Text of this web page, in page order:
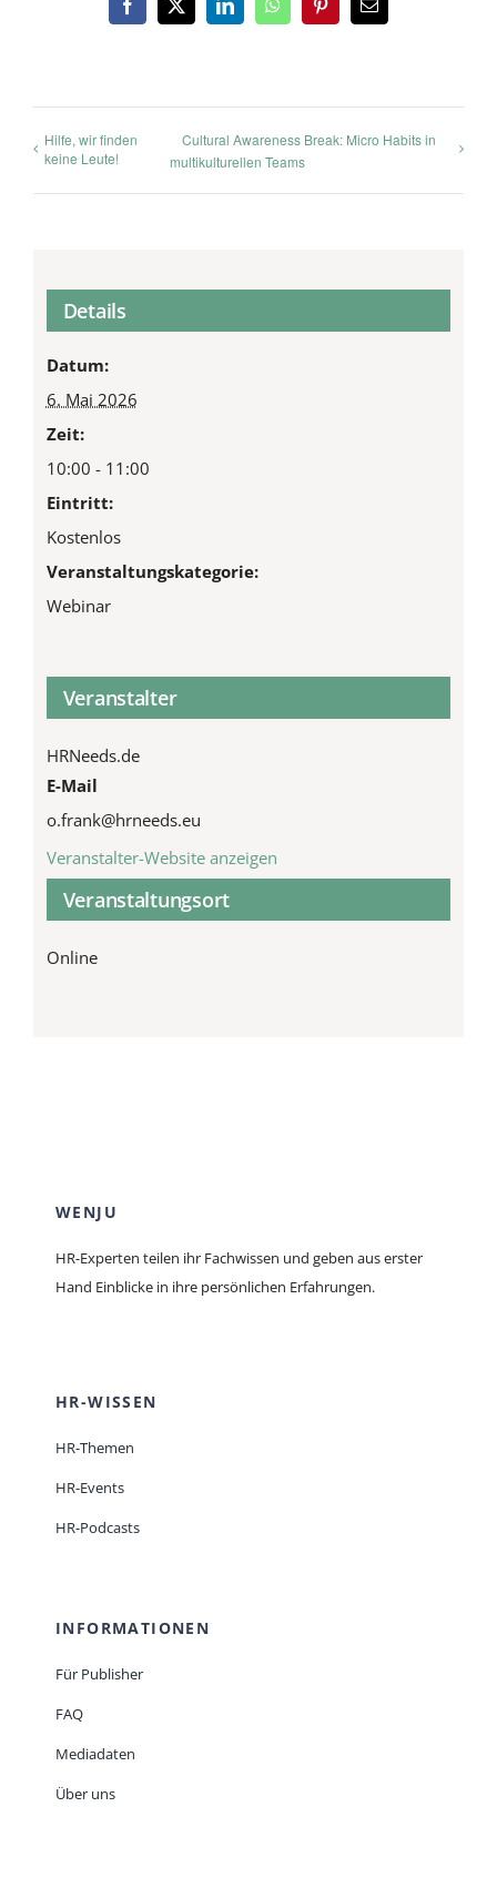
Facebook
X LinkedInWhatsAppPinterest
E-
Mail
Hilfe, wir finden
keine Leute!
Cultural Awareness Break: Micro Habits in
multikulturellen Teams
Details
Datum:
6. Mai 2026
Zeit:
10:00 - 11:00
Eintritt:
Kostenlos
Veranstaltungskategorie:
Webinar
Veranstaltungsort
Online
Veranstalter
HRNeeds.de
E-Mail
o.frank@hrneeds.eu
Veranstalter-Website anzeigen
WENJU
HR-Experten teilen ihr Fachwissen und geben aus erster
Hand Einblicke in ihre persönlichen Erfahrungen.
HR-WISSEN
HR-Themen
HR-Events
HR-Podcasts
INFORMATIONEN
Für Publisher
FAQ
Mediadaten
Über uns